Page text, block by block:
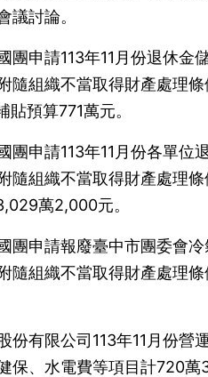
議討論。
申請113年11月份退休金
隨組織不當取得財產處理
預算771萬元。
申請113年11月份各單位
隨組織不當取得財產處理
萬2,000元。
團申請報廢臺中市團委會冷
隨組織不當取得財產處理
有限公司113年11月份營
保、水電費等項目計720